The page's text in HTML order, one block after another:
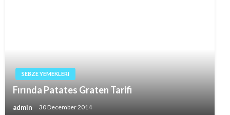
SEBZE YEMEKLERI
Fırında Patates Graten Tarifi
admin 30 December 2014